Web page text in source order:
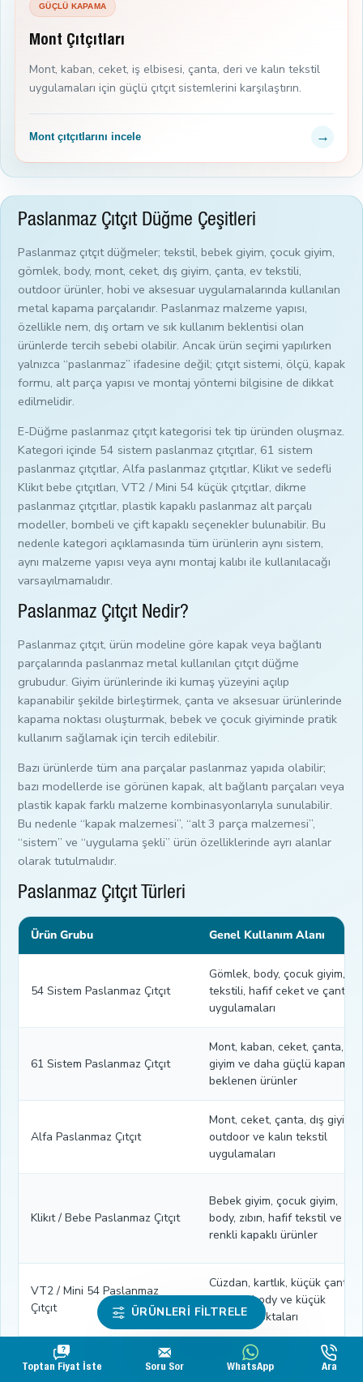
Toptan Fiyat İste Soru Sor WhatsApp Ara
GÜÇLÜ KAPAMA
Mont Çıtçıtları
Mont, kaban, ceket, iş elbisesi, çanta, deri ve kalın tekstil
uygulamaları için güçlü çıtçıt sistemlerini karşılaştırın.
Mont çıtçıtlarını incele →
Paslanmaz Çıtçıt Düğme Çeşitleri
Paslanmaz çıtçıt düğmeler; tekstil, bebek giyim, çocuk giyim,
gömlek, body, mont, ceket, dış giyim, çanta, ev tekstili,
outdoor ürünler, hobi ve aksesuar uygulamalarında kullanılan
metal kapama parçalarıdır. Paslanmaz malzeme yapısı,
özellikle nem, dış ortam ve sık kullanım beklentisi olan
ürünlerde tercih sebebi olabilir. Ancak ürün seçimi yapılırken
yalnızca “paslanmaz” ifadesine değil; çıtçıt sistemi, ölçü, kapak
formu, alt parça yapısı ve montaj yöntemi bilgisine de dikkat
edilmelidir.
E-Düğme paslanmaz çıtçıt kategorisi tek tip üründen oluşmaz.
Kategori içinde 54 sistem paslanmaz çıtçıtlar, 61 sistem
paslanmaz çıtçıtlar, Alfa paslanmaz çıtçıtlar, Klikıt ve sedefli
Klikıt bebe çıtçıtları, VT2 / Mini 54 küçük çıtçıtlar, dikme
paslanmaz çıtçıtlar, plastik kapaklı paslanmaz alt parçalı
modeller, bombeli ve çift kapaklı seçenekler bulunabilir. Bu
nedenle kategori açıklamasında tüm ürünlerin aynı sistem,
aynı malzeme yapısı veya aynı montaj kalıbı ile kullanılacağı
varsayılmamalıdır.
Paslanmaz Çıtçıt Nedir?
Paslanmaz çıtçıt, ürün modeline göre kapak veya bağlantı
parçalarında paslanmaz metal kullanılan çıtçıt düğme
grubudur. Giyim ürünlerinde iki kumaş yüzeyini açılıp
kapanabilir şekilde birleştirmek, çanta ve aksesuar ürünlerinde
kapama noktası oluşturmak, bebek ve çocuk giyiminde pratik
kullanım sağlamak için tercih edilebilir.
Bazı ürünlerde tüm ana parçalar paslanmaz yapıda olabilir;
bazı modellerde ise görünen kapak, alt bağlantı parçaları veya
plastik kapak farklı malzeme kombinasyonlarıyla sunulabilir.
Bu nedenle “kapak malzemesi”, “alt 3 parça malzemesi”,
“sistem” ve “uygulama şekli” ürün özelliklerinde ayrı alanlar
olarak tutulmalıdır.
Paslanmaz Çıtçıt Türleri
Ürün Grubu Genel Kullanım Alanı
54 Sistem Paslanmaz Çıtçıt
Gömlek, body, çocuk giyim, ev
tekstili, hafif ceket ve çanta
uygulamaları
61 Sistem Paslanmaz Çıtçıt
Mont, kaban, ceket, çanta, dış
giyim ve daha güçlü kapama
beklenen ürünler
Alfa Paslanmaz Çıtçıt
Mont, ceket, çanta, dış giyim,
outdoor ve kalın tekstil
uygulamaları
Klikıt / Bebe Paslanmaz Çıtçıt
Bebek giyim, çocuk giyim,
body, zıbın, hafif tekstil ve
renkli kapaklı ürünler
VT2 / Mini 54 Paslanmaz
Çıtçıt
Cüzdan, kartlık, küçük çanta,
gömlek, body ve küçük
kapama noktaları
Hırka, ceket, çanta, ev tekstili,
ÜRÜNLERI FILTRELE